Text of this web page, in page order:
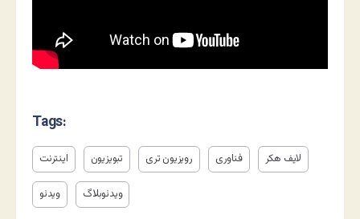
Tags:
اینترنت تبویزیون رویزیون تری فناوری لایف هکر
ویدئو ویدئوبلاگ